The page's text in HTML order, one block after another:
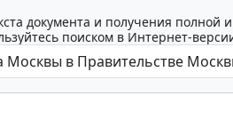
документа и получения
поиском в Интернет-